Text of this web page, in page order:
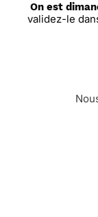
On est
validez-le